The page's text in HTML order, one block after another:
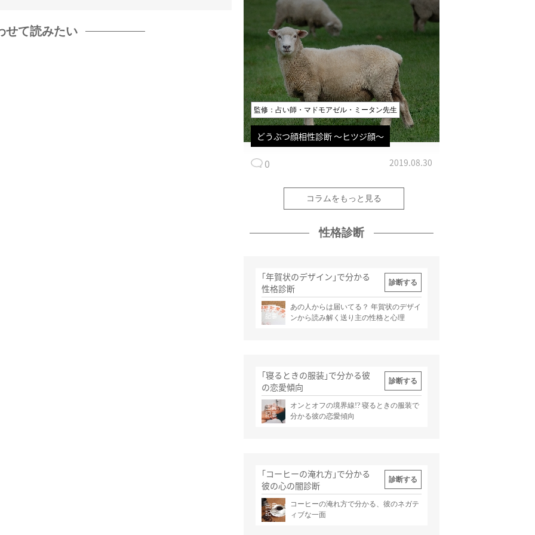
せて読みたい
監修：占い師・マドモアゼル・ミータン先生
どうぶつ顔相性診断 〜ヒツジ顔〜
0 2019.08.30
コラムをもっと見る
性格診断
｢年賀状のデザイン｣で分かる
性格診断
診断する
出典
記事
あの人からは届いてる？ 年賀状のデザイ
ンから読み解く送り主の性格と心理
｢寝るときの服装｣で分かる彼
の恋愛傾向
診断する
出典
記事
オンとオフの境界線!? 寝るときの服装で
分かる彼の恋愛傾向
｢コーヒーの淹れ方｣で分かる
彼の心の闇診断
診断する
出典
記事
コーヒーの淹れ方で分かる、彼のネガテ
ィブな一面